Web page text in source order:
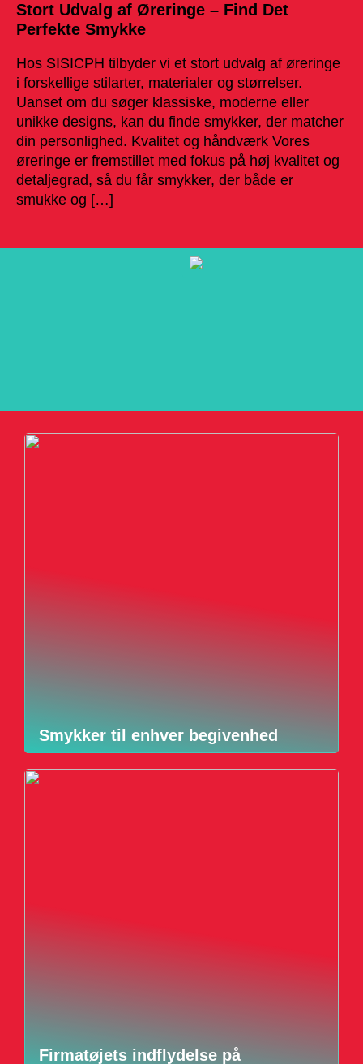
Stort Udvalg af Øreringe – Find Det
Perfekte Smykke
Hos SISICPH tilbyder vi et stort udvalg af øreringe
i forskellige stilarter, materialer og størrelser.
Uanset om du søger klassiske, moderne eller
unikke designs, kan du finde smykker, der matcher
din personlighed. Kvalitet og håndværk Vores
øreringe er fremstillet med fokus på høj kvalitet og
detaljegrad, så du får smykker, der både er
smukke og […]
Smykker til enhver begivenhed
Firmatøjets indflydelse på